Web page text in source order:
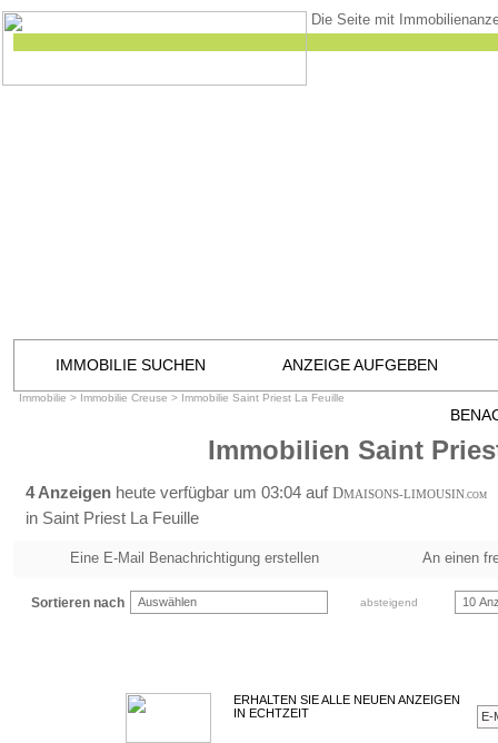
Die Seite mit
IMMOBILIE SUCHEN ANZEIGE AUFGEBEN
Immobilie > Immobilie Creuse > Immobilie Saint Priest La Feuille
Immobilien Saint
4 Anzeigen heute verfügbar um 03:04 auf DMAISONS-LIMOUSIN.COM
in Saint Priest La Feuille
Eine E-Mail Benachrichtigung erstellen An einen
Sortieren nach Auswählen absteigend 10
ERHALTEN SIE ALLE NEUEN ANZEIGEN
IN ECHTZEIT